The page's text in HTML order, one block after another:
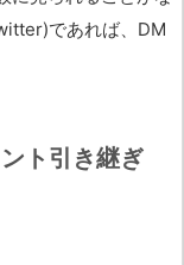
であれば、DM
ト引き継ぎ